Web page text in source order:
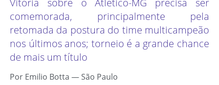
Vitória sobre o Atlético-MG precisa ser
comemorada, principalmente pela
retomada da postura do time multicampeão
nos últimos anos; torneio é a grande chance
de mais um título
Por Emilio Botta — São Paulo